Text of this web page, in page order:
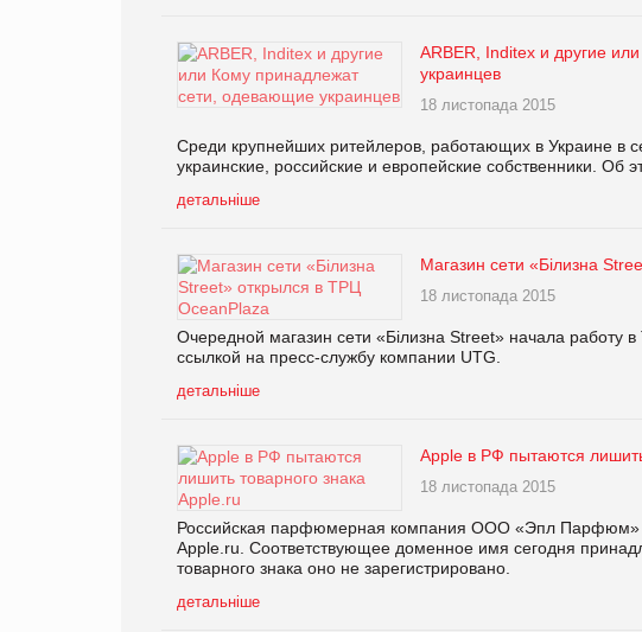
ARBER, Inditex и другие
украинцев
18 листопада 2015
Среди крупнейших ритейлеров, работающих в Украине в
украинские, российские и европейские собственники. Об
детальніше
Магазин сети «Білизна
18 листопада 2015
Очередной магазин сети «Білизна Street» начала
ссылкой на пресс-службу компании UTG.
детальніше
Apple в РФ пытаются
18 листопада 2015
Российская парфюмерная компания ООО «Эпл Парфюм»
Apple.ru. Соответствующее доменное имя сегодня
товарного знака оно не зарегистрировано.
детальніше